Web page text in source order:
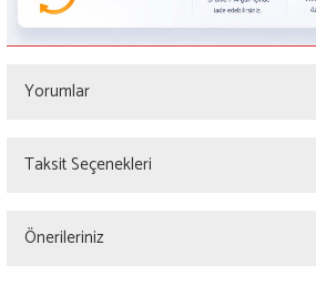
Yorumlar
Taksit Seçenekleri
Önerileriniz